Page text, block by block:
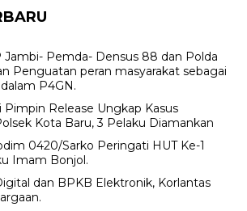
Jambi- Pemda- Densus 88 dan Polda
Penguatan peran masyarakat sebagai
P4GN.
Pimpin Release Ungkap Kasus
Kota Baru, 3 Pelaku Diamankan
0420/Sarko Peringati HUT Ke-1
Imam Bonjol.
dan BPKB Elektronik, Korlantas